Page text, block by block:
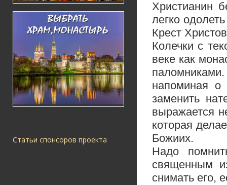
Статьи спонсоров проекта
Христианин
легко
Крест
Колечки с
веке как
паломниками.
напоминая
заменить
выражается
которая
Божиих.
Надо
священным
снимать его,